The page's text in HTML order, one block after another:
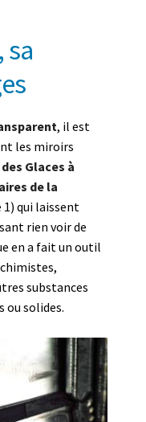
sa
, il est
les miroirs
Glaces à
de la
1) qui laissent
rien voir de
en a fait un outil
substances
ou solides.